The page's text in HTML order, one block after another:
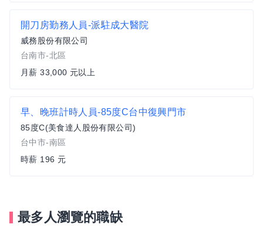
開刀房勤務人員-派駐成大醫院
威務股份有限公司
台南市-北區
月薪 33,000 元以上
早、晚班計時人員-85度C台中復興門市
85度C(美食達人股份有限公司)
台中市-南區
時薪 196 元
最多人瀏覽的職缺